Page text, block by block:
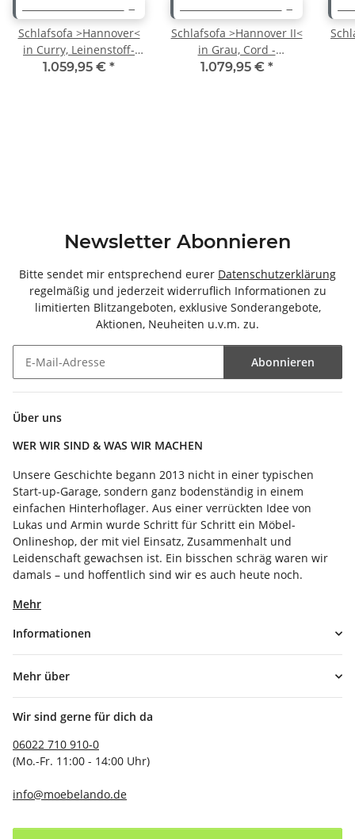
Schlafsofa >Hannover<
in Curry, Leinenstoff-
Optik - 213x82x153cm
1.059,95 € *
Schlafsofa >Hannover II<
in Grau, Cord -
213x82x153cm (BxHxT)
1.079,95 € *
Newsletter Abonnieren
Bitte sendet mir entsprechend eurer Datenschutzerklärung
regelmäßig und jederzeit widerruflich Informationen zu
limitierten Blitzangeboten, exklusive Sonderangebote,
Aktionen, Neuheiten u.v.m. zu.
Abonnieren
Über uns
WER WIR SIND & WAS WIR MACHEN
Unsere Geschichte begann 2013 nicht in einer typischen
Start-up-Garage, sondern ganz bodenständig in einem
einfachen Hinterhoflager. Aus einer verrückten Idee von
Lukas und Armin wurde Schritt für Schritt ein Möbel-
Onlineshop, der mit viel Einsatz, Zusammenhalt und
Leidenschaft gewachsen ist. Ein bisschen schräg waren wir
damals – und hoffentlich sind wir es auch heute noch.
Mehr
Informationen
Mehr über
Wir sind gerne für dich da
06022 710 910-0
(Mo.-Fr. 11:00 - 14:00 Uhr)
info@moebelando.de